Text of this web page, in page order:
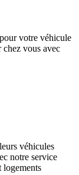
votre véhicule
chez vous avec
véhicules
notre service
logements